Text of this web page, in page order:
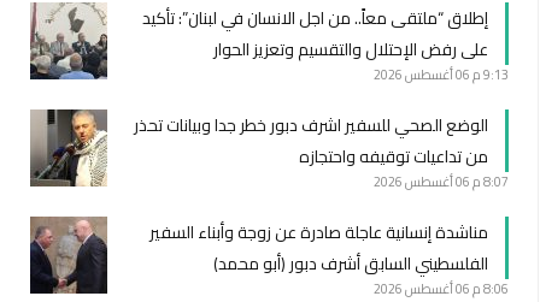
إطلاق “ملتقى معاً.. من اجل الانسان في لبنان”: تأكيد
على رفض الإحتلال والتقسيم وتعزيز الحوار
9:13 م 06 أغسطس 2026
الوضع الصحي للسفير اشرف دبور خطر جدا وبيانات تحذر
من تداعيات توقيفه واحتجازه
8:07 م 06 أغسطس 2026
مناشدة إنسانية عاجلة صادرة عن زوجة وأبناء السفير
الفلسطيني السابق أشرف دبور (أبو محمد)
8:06 م 06 أغسطس 2026